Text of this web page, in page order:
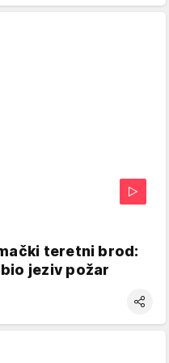
teretni brod:
jeziv požar